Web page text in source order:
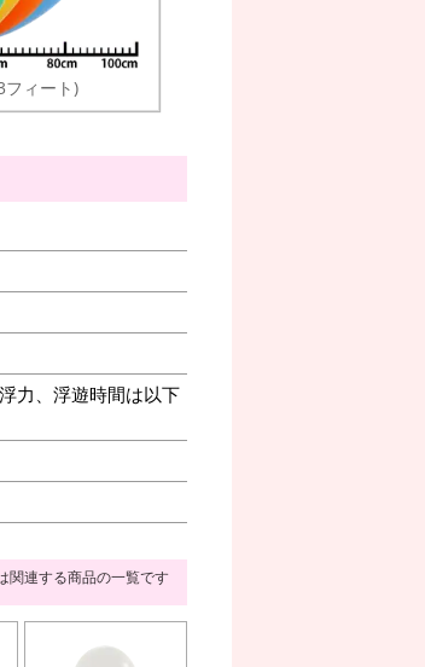
フィート)
力、浮遊時間は以下
関連する商品の一覧です